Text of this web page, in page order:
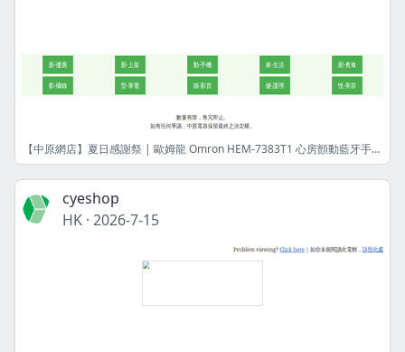
【中原網店】夏日感謝祭 | 歐姆龍 Omron HEM-7383T1 心房顫動藍牙手臂式血壓計 | 港幣1099元 | 限量8件! | 網店限定
cyeshop
HK · 2026-7-15